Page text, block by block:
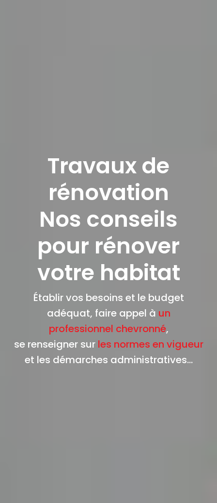
Travaux de
rénovation
Nos conseils
pour rénover
votre habitat
Établir vos besoins et le budget
adéquat, faire appel à un
professionnel chevronné,
se renseigner sur les normes en vigueur
et les démarches administratives…